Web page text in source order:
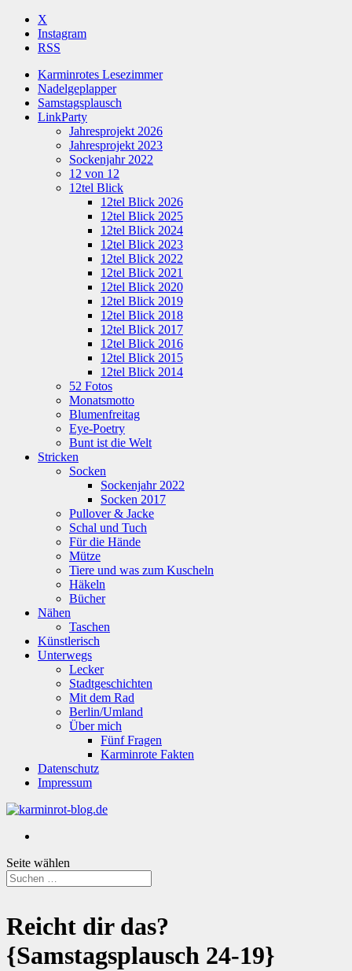
X
Instagram
RSS
Karminrotes Lesezimmer
Nadelgeplapper
Samstagsplausch
LinkParty
Jahresprojekt 2026
Jahresprojekt 2023
Sockenjahr 2022
12 von 12
12tel Blick
12tel Blick 2026
12tel Blick 2025
12tel Blick 2024
12tel Blick 2023
12tel Blick 2022
12tel Blick 2021
12tel Blick 2020
12tel Blick 2019
12tel Blick 2018
12tel Blick 2017
12tel Blick 2016
12tel Blick 2015
12tel Blick 2014
52 Fotos
Monatsmotto
Blumenfreitag
Eye-Poetry
Bunt ist die Welt
Stricken
Socken
Sockenjahr 2022
Socken 2017
Pullover & Jacke
Schal und Tuch
Für die Hände
Mütze
Tiere und was zum Kuscheln
Häkeln
Bücher
Nähen
Taschen
Künstlerisch
Unterwegs
Lecker
Stadtgeschichten
Mit dem Rad
Berlin/Umland
Über mich
Fünf Fragen
Karminrote Fakten
Datenschutz
Impressum
Seite wählen
Reicht dir das?
{Samstagsplausch 24-19}